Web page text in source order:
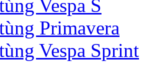
Vespa S
Primavera
Vespa Sprint